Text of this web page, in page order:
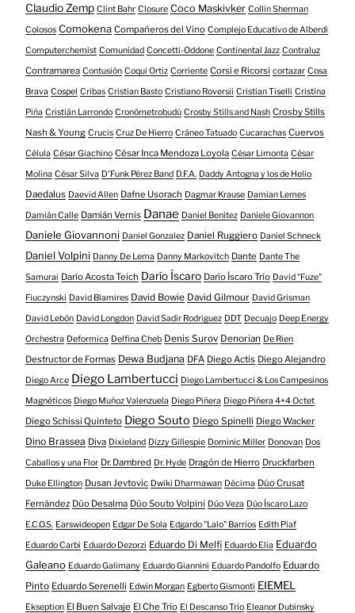
Claudio Zemp Clint Bahr Closure Coco Maskivker Collin Sherman
Colosos Comokena Compañeros del Vino Complejo Educativo de Alberdi
Computerchemist Comunidad Concetti-Oddone Continental Jazz Contraluz
Contramarea Contusión Coqui Ortiz Corriente Corsi e Ricorsi cortazar Cosa
Brava Cospel Cribas Cristian Basto Cristiano Roversii Cristian Tiselli Cristina
Piña Cristián Larrondo Cronómetrobudú Crosby Stills and Nash Crosby Stills
Nash & Young Crucis Cruz De Hierro Cráneo Tatuado Cucarachas Cuervos
Célula César Giachino César Inca Mendoza Loyola César Limonta César
Molina César Silva D'Funk Pérez Band D.F.A. Daddy Antogna y los de Helio
Daedalus Daevid Allen Dafne Usorach Dagmar Krause Damian Lemes
Damián Calle Damián Vernis Danae Daniel Benitez Daniele Giovannon
Daniele Giovannoni Daniel Gonzalez Daniel Ruggiero Daniel Schneck
Daniel Volpini Danny De Lema Danny Markovitch Dante Dante The
Samurai Darío Acosta Teich Darío Íscaro Darío Íscaro Trío David "Fuze"
Fiuczynski David Blamires David Bowie David Gilmour David Grisman
David Lebón David Longdon David Sadir Rodriguez DDT Decuajo Deep Energy
Orchestra Deformica Delfina Cheb Denis Surov Denorian De Rien
Destructor de Formas Dewa Budjana DFA Diego Actis Diego Alejandro
Diego Arce Diego Lambertucci Diego Lambertucci & Los Campesinos
Magnéticos Diego Muñoz Valenzuela Diego Piñera Diego Piñera 4+4 Octet
Diego Schissi Quinteto Diego Souto Diego Spinelli Diego Wacker
Dino Brassea Diva Dixieland Dizzy Gillespie Dominic Miller Donovan Dos
Caballos y una Flor Dr. Dambred Dr. Hyde Dragón de Hierro Druckfarben
Duke Ellington Dusan Jevtovic Dwiki Dharmawan Décima Dúo Crusat
Fernández Dúo Desalma Dúo Souto Volpini Dúo Veza Dúo Íscaro Lazo
E.C.O.S. Earswideopen Edgar De Sola Edgardo "Lalo" Barrios Edith Piaf
Eduardo Carbi Eduardo Dezorzi Eduardo Di Melfi Eduardo Elia Eduardo
Galeano Eduardo Galimany Eduardo Giannini Eduardo Pandolfo Eduardo
Pinto Eduardo Serenelli Edwin Morgan Egberto Gismonti EIEMEL
Ekseption El Buen Salvaje El Che Trío El Descanso Trío Eleanor Dubinsky